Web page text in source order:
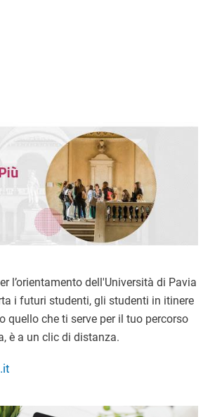
l’orientamento dell'Università di Pavia
i futuri studenti, gli studenti in itinere
quello che ti serve per il tuo percorso
è a un clic di distanza.